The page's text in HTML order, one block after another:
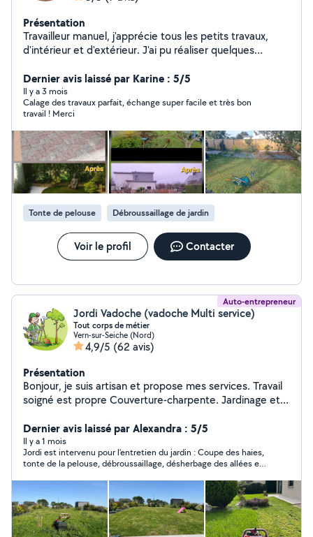
Présentation
Travailleur manuel, j'apprécie tous les petits travaux,
d'intérieur et d'extérieur. J'ai pu réaliser quelques
en palettes, escaliers, carrelage, placo, etc. J'apprécie
toucher un peu à tout. Et j'aime rendre service.
Dernier avis laissé par Karine : 5/5
Il y a 3 mois
Calage des travaux parfait, échange super facile et très bon
travail ! Merci
Tonte de pelouse Débroussaillage de jardin
Voir le profil Contacter
Auto-entrepreneur
Jordi Vadoche (vadoche Multi service)
Tout corps de métier
Vern-sur-Seiche (Nord)
4,9/5 (62 avis)
Présentation
Bonjour, je suis artisan et propose mes services. Travail
soigné est propre Couverture-charpente. Jardinage et
travaux de maçonnerie. Nettoyage, toiture, mur et
Dernier avis laissé par Alexandra : 5/5
Il y a 1 mois
Jordi est intervenu pour l'entretien du jardin : Coupe des haies,
tonte de la pelouse, débroussaillage, désherbage des allées et
par Jordi est de très grande qualité. Il est sérieux, respectueux
de ses engagements et s'est appliqué à me donner
satisfaction. Il est également tout à fait correct en terme de
prix. Je le recommande sans hésiter et le solliciterai à nouveau
pour le jardin et la toiture.